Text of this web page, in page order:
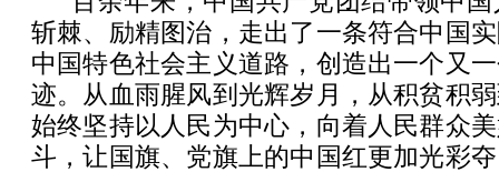
斩棘、励精图治，走出了一条符合中国
中国特色社会主义道路，创造出一个又
迹。从血雨腥风到光辉岁月，从积贫积
始终坚持以人民为中心，向着人民群众
斗，让国旗、党旗上的中国红更加光彩